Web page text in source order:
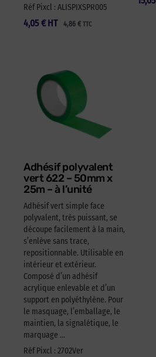
Réf Pixcl : ALISPIXSPR005
4,05 € 4,86 € TTC
HT
Adhésif polyvalent
vert 622 – 50mm x
25m – à l’unité
Adhésif vert simple face
polyvalent, très puissant, se
découpe facilement à la main,
s’enlève sans trace,
repositionnable. Utilisable en
intérieur et extérieur.
Composé d’un adhésif
acrylique enlevable et d’un
support en polyéthylène. Pour
le masquage, l’emballage, le
maintien, la signalétique, le
marquage …
Réf Pixcl : 2702Ver